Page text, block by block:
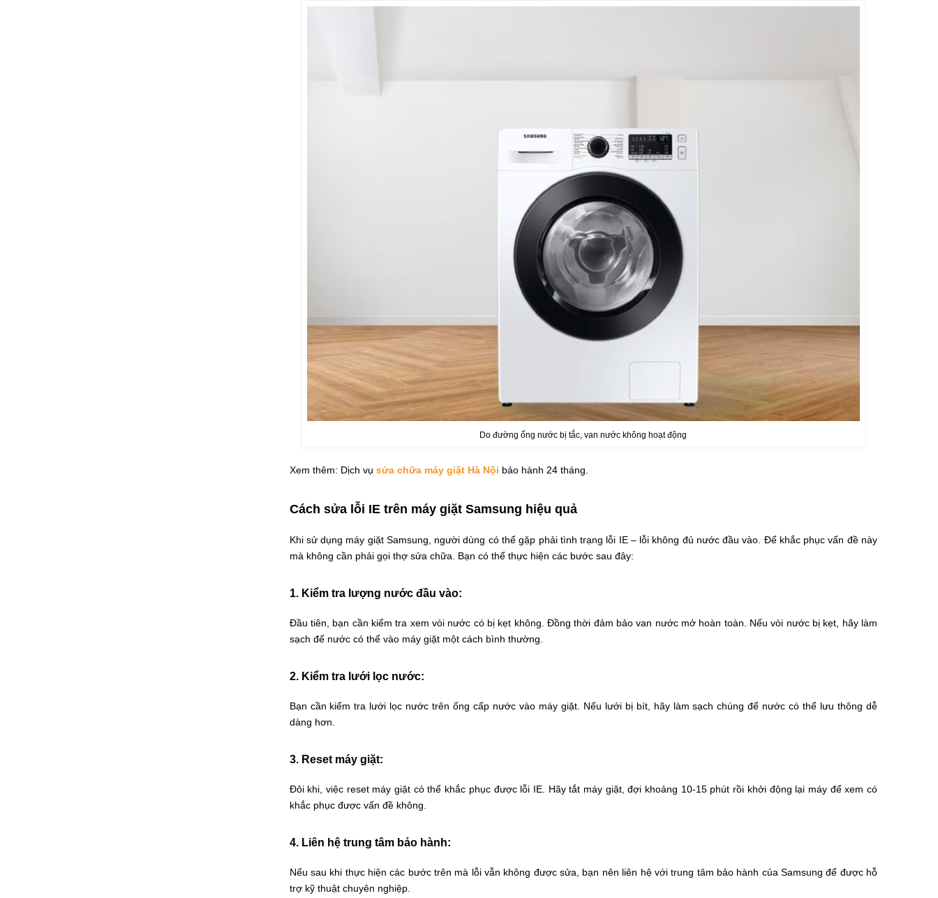
Do đường ống nước bị tắc, van nước không hoạt động
Xem thêm: Dịch vụ sửa chữa máy giặt Hà Nội bảo hành 24 tháng.
Cách sửa lỗi IE trên máy giặt Samsung hiệu quả
Khi sử dụng máy giặt Samsung, người dùng có thể gặp phải tình trạng lỗi IE – lỗi không đủ nước đầu vào. Để khắc phục vấn đề này
mà không cần phải gọi thợ sửa chữa. Bạn có thể thực hiện các bước sau đây:
1. Kiểm tra lượng nước đầu vào:
Đầu tiên, bạn cần kiểm tra xem vòi nước có bị kẹt không. Đồng thời đảm bảo van nước mở hoàn toàn. Nếu vòi nước bị kẹt, hãy làm
sạch để nước có thể vào máy giặt một cách bình thường.
2. Kiểm tra lưới lọc nước:
Bạn cần kiểm tra lưới lọc nước trên ống cấp nước vào máy giặt. Nếu lưới bị bít, hãy làm sạch chúng để nước có thể lưu thông dễ
dàng hơn.
3. Reset máy giặt:
Đôi khi, việc reset máy giặt có thể khắc phục được lỗi IE. Hãy tắt máy giặt, đợi khoảng 10-15 phút rồi khởi động lại máy để xem có
khắc phục được vấn đề không.
4. Liên hệ trung tâm bảo hành:
Nếu sau khi thực hiện các bước trên mà lỗi vẫn không được sửa, bạn nên liên hệ với trung tâm bảo hành của Samsung để được hỗ
trợ kỹ thuật chuyên nghiệp.